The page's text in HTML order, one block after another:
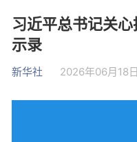
习近平总书记关
示录
新华社 2026年06月18